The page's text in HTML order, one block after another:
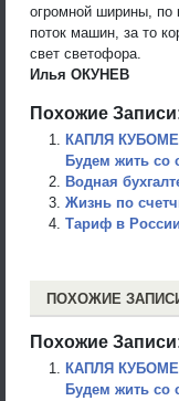
огромной ширины, по
поток машин, за то
свет светофора.
Илья ОКУНЕВ
Похожие
КАПЛЯ
Будем жить со
Водная
Жизнь по
Тариф в
ПОХОЖИЕ
Похожие
КАПЛЯ
Будем жить со